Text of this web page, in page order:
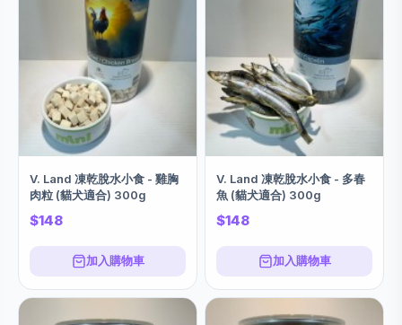
V. Land 凍乾脫水小食 - 雞胸
肉粒 (貓犬適合) 300g
$148
加入購物車
V. Land 凍乾脫水小食 - 多春
魚 (貓犬適合) 300g
$148
加入購物車